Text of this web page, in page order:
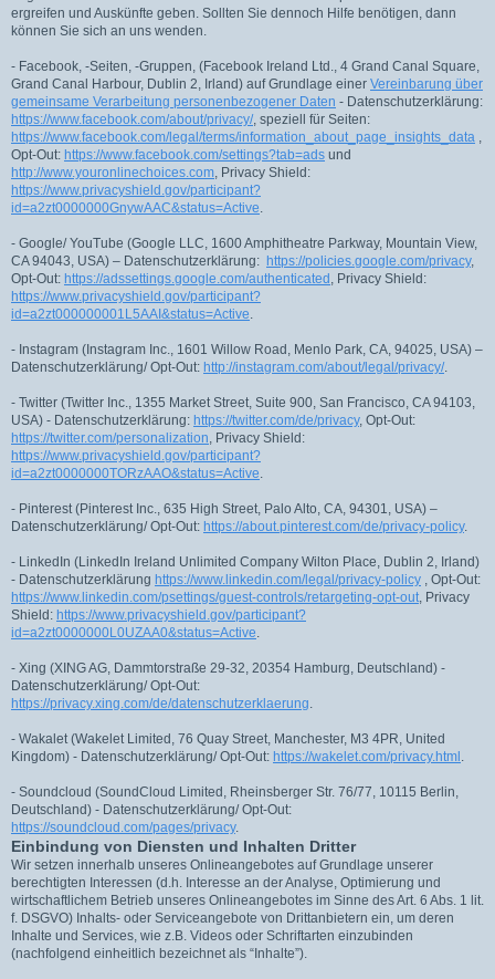
ergreifen und Auskünfte geben. Sollten Sie dennoch Hilfe benötigen, dann
können Sie sich an uns wenden.
- Facebook, -Seiten, -Gruppen, (Facebook Ireland Ltd., 4 Grand Canal Square,
Grand Canal Harbour, Dublin 2, Irland) auf Grundlage einer Vereinbarung über
gemeinsame Verarbeitung personenbezogener Daten - Datenschutzerklärung:
https://www.facebook.com/about/privacy/, speziell für Seiten:
https://www.facebook.com/legal/terms/information_about_page_insights_data
Opt-Out: https://www.facebook.com/settings?tab=ads und
http://www.youronlinechoices.com , Privacy Shield:
https://www.privacyshield.gov/participant?
id=a2zt0000000GnywAAC&status=Active
- Google/ YouTube (Google LLC, 1600 Amphitheatre Parkway, Mountain View,
CA 94043, USA) – Datenschutzerklärung: https://policies.google.com/privacy,
Opt-Out: https://adssettings.google.com/authenticated , Privacy Shield:
https://www.privacyshield.gov/participant?
id=a2zt000000001L5AAI&status=Active
- Instagram (Instagram Inc., 1601 Willow Road, Menlo Park, CA, 94025, USA) –
Datenschutzerklärung/ Opt-Out: http://instagram.com/about/legal/privacy/.
- Twitter (Twitter Inc., 1355 Market Street, Suite 900, San Francisco, CA 94103,
USA) - Datenschutzerklärung: https://twitter.com/de/privacy, Opt-Out:
https://twitter.com/personalization , Privacy Shield:
https://www.privacyshield.gov/participant?
id=a2zt0000000TORzAAO&status=Active
- Pinterest (Pinterest Inc., 635 High Street, Palo Alto, CA, 94301, USA) –
Datenschutzerklärung/ Opt-Out: https://about.pinterest.com/de/privacy-policy.
- LinkedIn (LinkedIn Ireland Unlimited Company Wilton Place, Dublin 2, Irland)
- Datenschutzerklärung https://www.linkedin.com/legal/privacy-policy , Opt-Out:
https://www.linkedin.com/psettings/guest-controls/retargeting-opt-out , Privacy
Shield: https://www.privacyshield.gov/participant?
id=a2zt0000000L0UZAA0&status=Active
- Xing (XING AG, Dammtorstraße 29-32, 20354 Hamburg, Deutschland) -
Datenschutzerklärung/ Opt-Out:
https://privacy.xing.com/de/datenschutzerklaerung
- Wakalet (Wakelet Limited, 76 Quay Street, Manchester, M3 4PR, United
Kingdom) - Datenschutzerklärung/ Opt-Out: https://wakelet.com/privacy.html
- Soundcloud (SoundCloud Limited, Rheinsberger Str. 76/77, 10115 Berlin,
Deutschland) - Datenschutzerklärung/ Opt-Out:
https://soundcloud.com/pages/privacy.
Einbindung von Diensten und Inhalten Dritter
Wir setzen innerhalb unseres Onlineangebotes auf Grundlage unserer
berechtigten Interessen (d.h. Interesse an der Analyse, Optimierung und
wirtschaftlichem Betrieb unseres Onlineangebotes im Sinne des Art. 6 Abs. 1 lit.
f. DSGVO) Inhalts- oder Serviceangebote von Drittanbietern ein, um deren
Inhalte und Services, wie z.B. Videos oder Schriftarten einzubinden
(nachfolgend einheitlich bezeichnet als “Inhalte”).